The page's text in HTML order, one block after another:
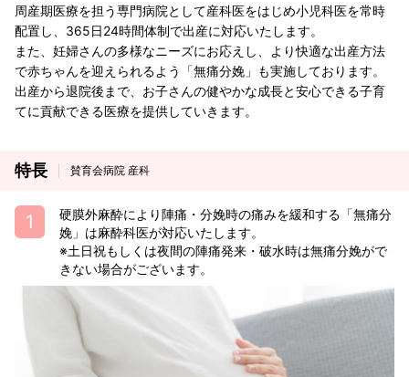
周産期医療を担う専門病院として産科医をはじめ小児科医を常時
配置し、365日24時間体制で出産に対応いたします。
また、妊婦さんの多様なニーズにお応えし、より快適な出産方法
で赤ちゃんを迎えられるよう「無痛分娩」も実施しております。
出産から退院後まで、お子さんの健やかな成長と安心できる子育
てに貢献できる医療を提供していきます。
特長 賛育会病院 産科
硬膜外麻酔により陣痛・分娩時の痛みを緩和する「無痛分
娩」は麻酔科医が対応いたします。
※土日祝もしくは夜間の陣痛発来・破水時は無痛分娩がで
きない場合がございます。